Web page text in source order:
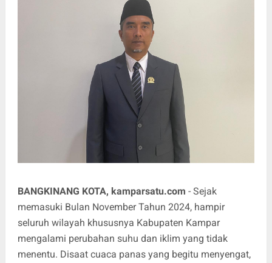
BANGKINANG KOTA, kamparsatu.com - Sejak
memasuki Bulan November Tahun 2024, hampir
seluruh wilayah khususnya Kabupaten Kampar
mengalami perubahan suhu dan iklim yang tidak
menentu. Disaat cuaca panas yang begitu menyengat,